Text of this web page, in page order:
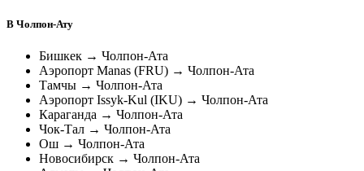
В Чолпон-Ату
Бишкек → Чолпон-Ата
Aэропорт Manas (FRU) → Чолпон-Ата
Тамчы → Чолпон-Ата
Aэропорт Issyk-Kul (IKU) → Чолпон-Ата
Караганда → Чолпон-Ата
Чок-Тал → Чолпон-Ата
Ош → Чолпон-Ата
Новосибирск → Чолпон-Ата